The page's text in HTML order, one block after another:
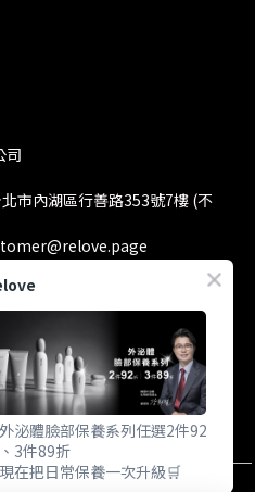
司
市內湖區行善路353號7樓 (不
10:30~18:30
pr@relove.page
泌體臉部保養系列任選2件92
3件89折
在把日常保養一次升級🛒